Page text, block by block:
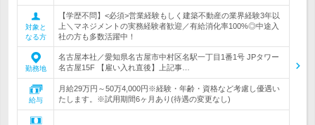
対象と
なる方
【学歴不問】<必須>営業経験もしく建築不動産の業界経験3年以
上＼マネジメントの実務経験者歓迎／有給消化率100%◎中途入
社の方も多数活躍中！
勤務地
名古屋本社／愛知県名古屋市中村区名駅一丁目1番1号 JPタワー
名古屋15F 【雇い入れ直後】上記事…
給与
月給29万円～50万4,000円※経験・年齢・資格など考慮し優遇い
たします。※試用期間6ヶ月あり(待遇の変更なし)